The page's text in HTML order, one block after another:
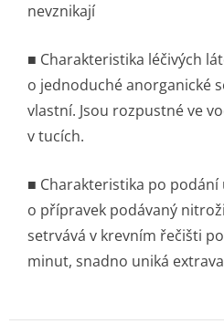
nevznikají
■ Charakteristika léčivých
o jednoduché anorganické
vlastní. Jsou rozpustné ve
v tucích.
■ Charakteristika po podání
o přípravek podávaný
setrvává v krevním řečišti
minut, snadno uniká